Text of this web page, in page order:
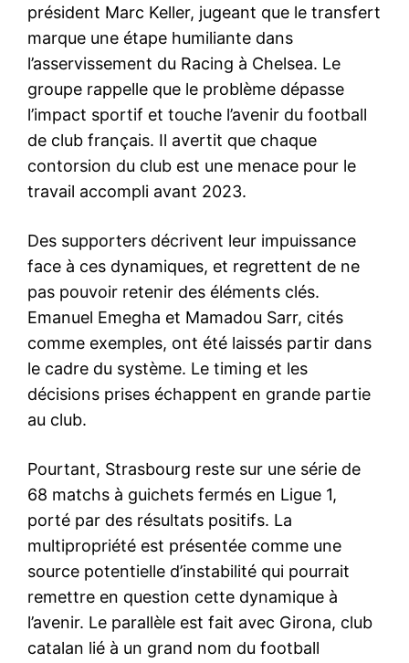
président Marc Keller, jugeant que le transfert
marque une étape humiliante dans
l’asservissement du Racing à Chelsea. Le
groupe rappelle que le problème dépasse
l’impact sportif et touche l’avenir du football
de club français. Il avertit que chaque
contorsion du club est une menace pour le
travail accompli avant 2023.
Des supporters décrivent leur impuissance
face à ces dynamiques, et regrettent de ne
pas pouvoir retenir des éléments clés.
Emanuel Emegha et Mamadou Sarr, cités
comme exemples, ont été laissés partir dans
le cadre du système. Le timing et les
décisions prises échappent en grande partie
au club.
Pourtant, Strasbourg reste sur une série de
68 matchs à guichets fermés en Ligue 1,
porté par des résultats positifs. La
multipropriété est présentée comme une
source potentielle d’instabilité qui pourrait
remettre en question cette dynamique à
l’avenir. Le parallèle est fait avec Girona, club
catalan lié à un grand nom du football